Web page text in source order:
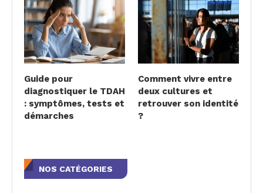
Guide pour
diagnostiquer le TDAH
: symptômes, tests et
démarches
Comment vivre entre
deux cultures et
retrouver son identité
?
NOS CATÉGORIES